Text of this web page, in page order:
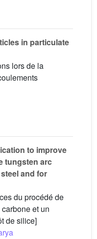
in particulate
lors de la
to improve
tungsten arc
and for
du procédé de
et un
de silice]